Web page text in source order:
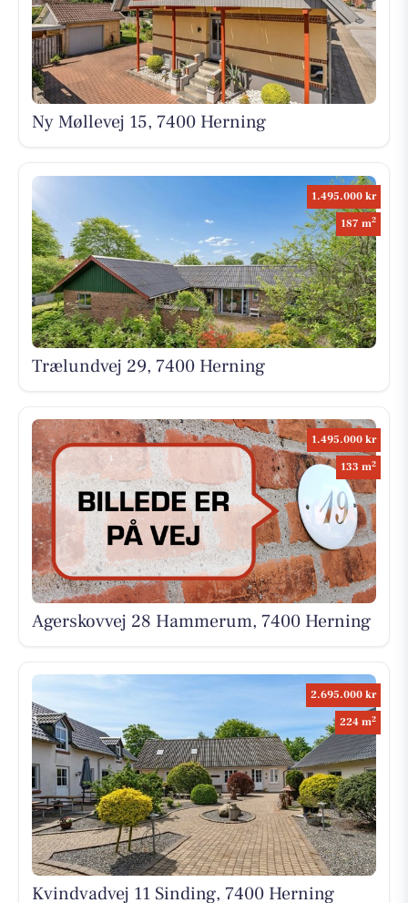
Ny Møllevej 15, 7400 Herning
1.495.000 kr
187 m2
Trælundvej 29, 7400 Herning
1.495.000 kr
133 m2
Agerskovvej 28 Hammerum, 7400 Herning
2.695.000 kr
224 m2
Kvindvadvej 11 Sinding, 7400 Herning